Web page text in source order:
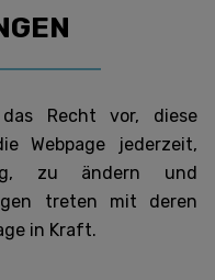
Recht vor, diese
Webpage jederzeit,
zu ändern und
treten mit deren
in Kraft.